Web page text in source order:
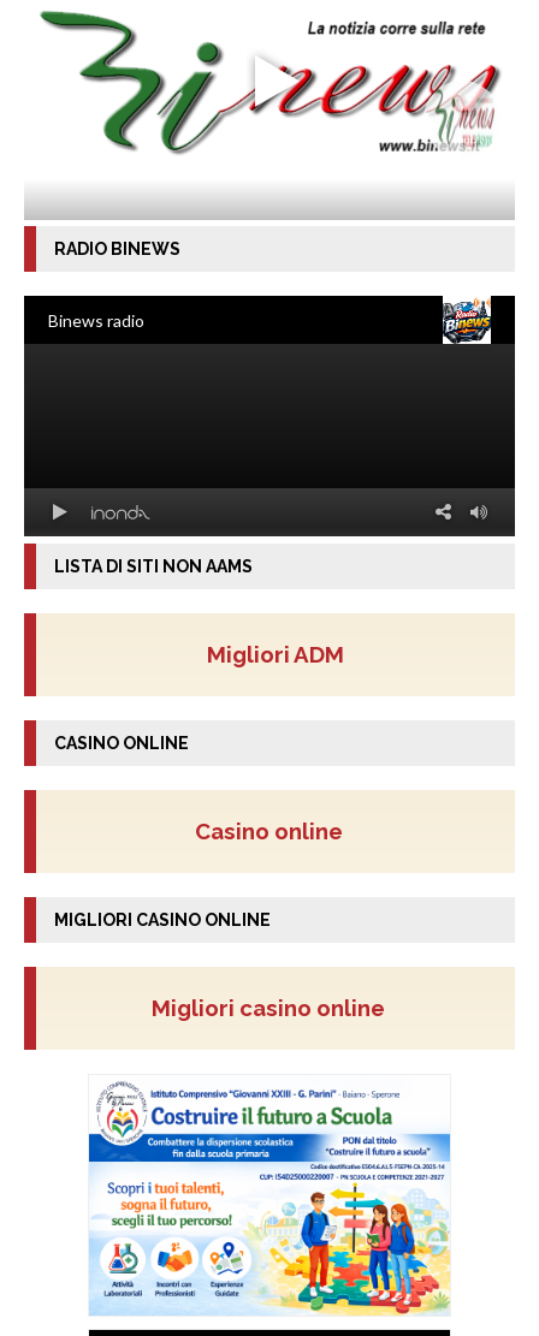
RADIO BINEWS
LISTA DI SITI NON AAMS
Migliori ADM
CASINO ONLINE
Casino online
MIGLIORI CASINO ONLINE
Migliori casino online